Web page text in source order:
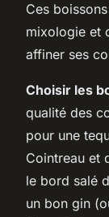
Ces
mixologie et
affiner ses
Choisir les
qualité des
pour une
Cointreau et
le bord salé
un bon gin